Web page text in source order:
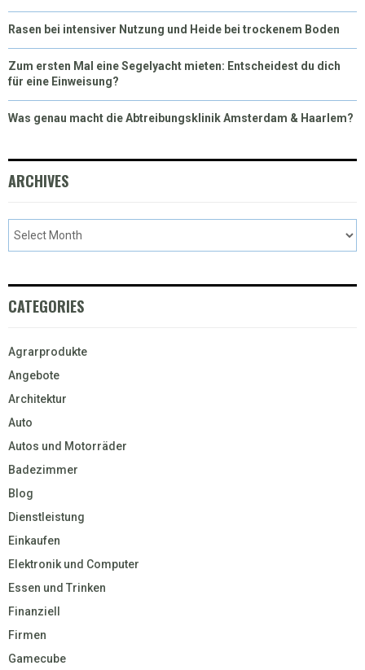
Rasen bei intensiver Nutzung und Heide bei trockenem Boden
Zum ersten Mal eine Segelyacht mieten: Entscheidest du dich
für eine Einweisung?
Was genau macht die Abtreibungsklinik Amsterdam & Haarlem?
ARCHIVES
CATEGORIES
Agrarprodukte
Angebote
Architektur
Auto
Autos und Motorräder
Badezimmer
Blog
Dienstleistung
Einkaufen
Elektronik und Computer
Essen und Trinken
Finanziell
Firmen
Gamecube